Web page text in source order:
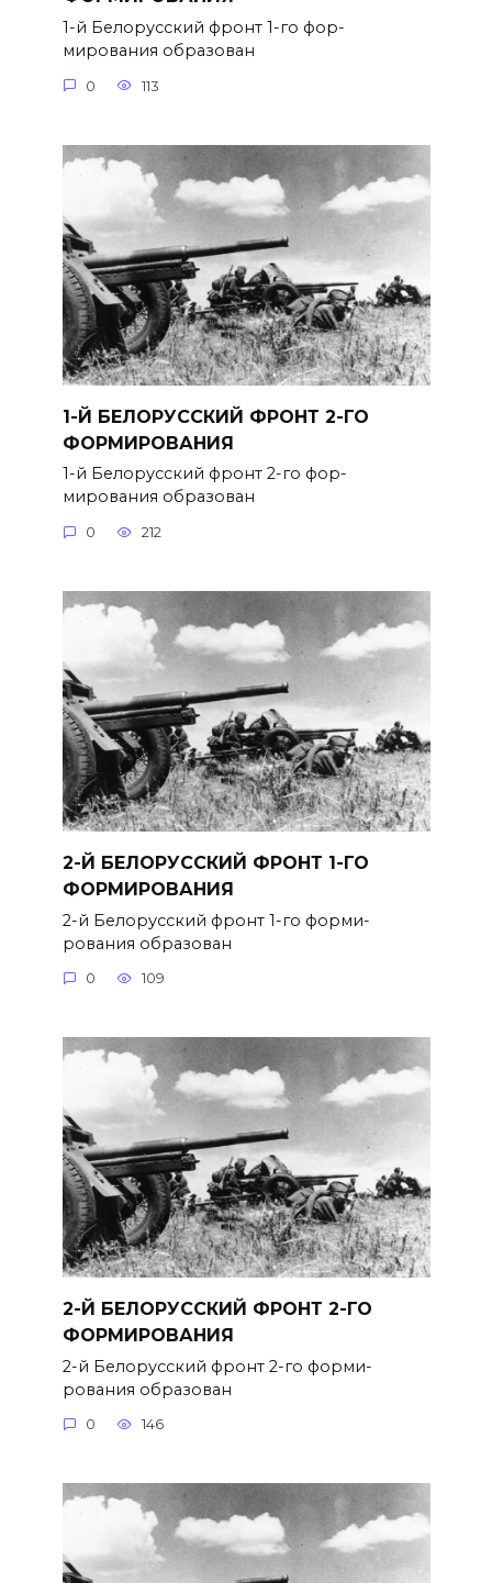
1-й Белорусский фронт 1-го фор­
мирования образован
0 113
1-Й БЕЛОРУССКИЙ ФРОНТ 2-ГО
ФОРМИРОВАНИЯ
1-й Белорусский фронт 2-го фор­
мирования образован
0 212
2-Й БЕЛОРУССКИЙ ФРОНТ 1-ГО
ФОРМИРОВАНИЯ
2-й Белорусский фронт 1-го форми­
рования образован
0 109
2-Й БЕЛОРУССКИЙ ФРОНТ 2-ГО
ФОРМИРОВАНИЯ
2-й Белорусский фронт 2-го форми­
рования образован
0 146